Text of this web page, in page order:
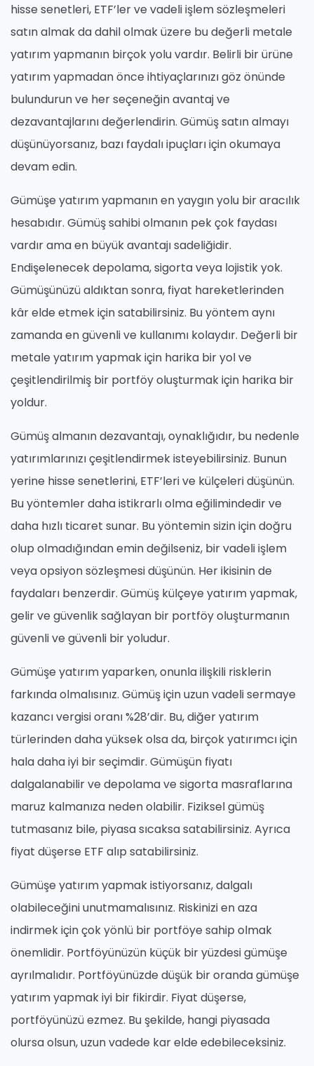
hisse senetleri, ETF’ler ve vadeli işlem sözleşmeleri
satın almak da dahil olmak üzere bu değerli metale
yatırım yapmanın birçok yolu vardır. Belirli bir ürüne
yatırım yapmadan önce ihtiyaçlarınızı göz önünde
bulundurun ve her seçeneğin avantaj ve
dezavantajlarını değerlendirin. Gümüş satın almayı
düşünüyorsanız, bazı faydalı ipuçları için okumaya
devam edin.
Gümüşe yatırım yapmanın en yaygın yolu bir aracılık
hesabıdır. Gümüş sahibi olmanın pek çok faydası
vardır ama en büyük avantajı sadeliğidir.
Endişelenecek depolama, sigorta veya lojistik yok.
Gümüşünüzü aldıktan sonra, fiyat hareketlerinden
kâr elde etmek için satabilirsiniz. Bu yöntem aynı
zamanda en güvenli ve kullanımı kolaydır. Değerli bir
metale yatırım yapmak için harika bir yol ve
çeşitlendirilmiş bir portföy oluşturmak için harika bir
yoldur.
Gümüş almanın dezavantajı, oynaklığıdır, bu nedenle
yatırımlarınızı çeşitlendirmek isteyebilirsiniz. Bunun
yerine hisse senetlerini, ETF’leri ve külçeleri düşünün.
Bu yöntemler daha istikrarlı olma eğilimindedir ve
daha hızlı ticaret sunar. Bu yöntemin sizin için doğru
olup olmadığından emin değilseniz, bir vadeli işlem
veya opsiyon sözleşmesi düşünün. Her ikisinin de
faydaları benzerdir. Gümüş külçeye yatırım yapmak,
gelir ve güvenlik sağlayan bir portföy oluşturmanın
güvenli ve güvenli bir yoludur.
Gümüşe yatırım yaparken, onunla ilişkili risklerin
farkında olmalısınız. Gümüş için uzun vadeli sermaye
kazancı vergisi oranı %28’dir. Bu, diğer yatırım
türlerinden daha yüksek olsa da, birçok yatırımcı için
hala daha iyi bir seçimdir. Gümüşün fiyatı
dalgalanabilir ve depolama ve sigorta masraflarına
maruz kalmanıza neden olabilir. Fiziksel gümüş
tutmasanız bile, piyasa sıcaksa satabilirsiniz. Ayrıca
fiyat düşerse ETF alıp satabilirsiniz.
Gümüşe yatırım yapmak istiyorsanız, dalgalı
olabileceğini unutmamalısınız. Riskinizi en aza
indirmek için çok yönlü bir portföye sahip olmak
önemlidir. Portföyünüzün küçük bir yüzdesi gümüşe
ayrılmalıdır. Portföyünüzde düşük bir oranda gümüşe
yatırım yapmak iyi bir fikirdir. Fiyat düşerse,
portföyünüzü ezmez. Bu şekilde, hangi piyasada
olursa olsun, uzun vadede kar elde edebileceksiniz.